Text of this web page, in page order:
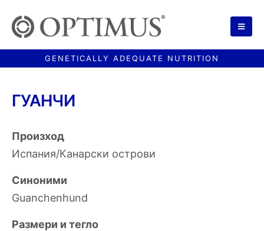
ГУАНЧИ
Произход
Испания/Канарски острови
Синоними
Guanchenhund
Размери и тегло